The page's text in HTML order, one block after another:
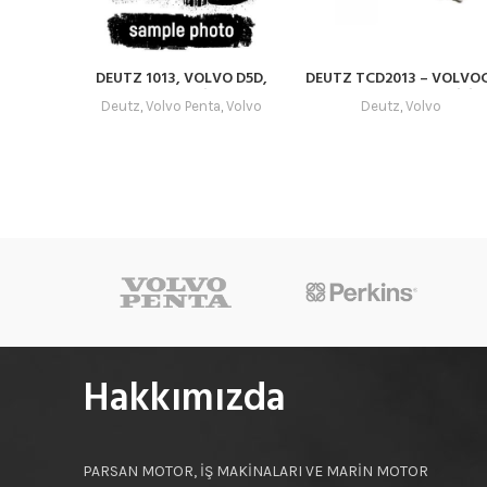
DEUTZ 1013, VOLVO D5D,
D7D, D7E – PİSTON
Deutz, Volvo Penta, Volvo
DEUTZ TCD2013 –
D7D – D7E KRANK MİLİ –
04501008 – 04294255 –
Deutz, Volvo
Hakkımızda
PARSAN MOTOR, İŞ MAKİNALARI VE MARİN MOTOR